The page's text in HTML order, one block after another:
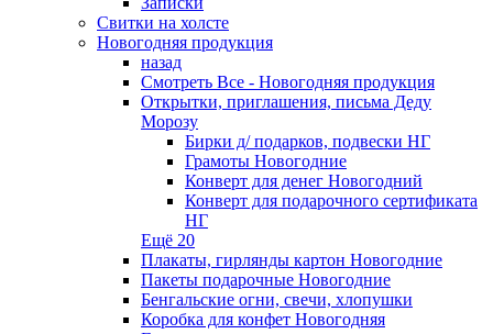
Свитки на холсте
Новогодняя продукция
назад
Смотреть Все - Новогодняя продукция
Открытки, приглашения, письма Деду
Морозу
Бирки д/ подарков, подвески НГ
Грамоты Новогодние
Конверт для денег Новогодний
Конверт для подарочного сертификата
НГ
Ещё 20
Плакаты, гирлянды картон Новогодние
Пакеты подарочные Новогодние
Бенгальские огни, свечи, хлопушки
Коробка для конфет Новогодняя